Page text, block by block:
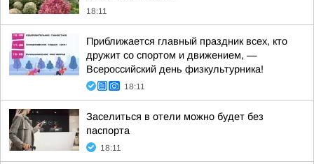
18:11
Приближается главный праздник всех, кто
дружит со спортом и движением, —
Всероссийский день физкультурника!
18:11
Заселиться в отели можно будет без
паспорта
18:11